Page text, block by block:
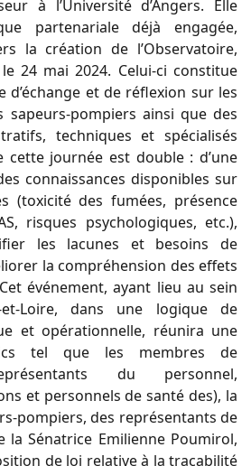
à l’Université d’Angers. Elle
partenariale déjà engagée,
la création de l’Observatoire,
24 mai 2024. Celui-ci constitue
d’échange et de réflexion sur les
sapeurs-pompiers ainsi que des
techniques et spécialisés
cette journée est double : d’une
connaissances disponibles sur
(toxicité des fumées, présence
risques psychologiques, etc.),
les lacunes et besoins de
la compréhension des effets
événement, ayant lieu au sein
Loire, dans une logique de
et opérationnelle, réunira une
tel que les membres de
du personnel,
et personnels de santé des), la
pompiers, des représentants de
la Sénatrice Emilienne Poumirol,
de loi relative à la traçabilité